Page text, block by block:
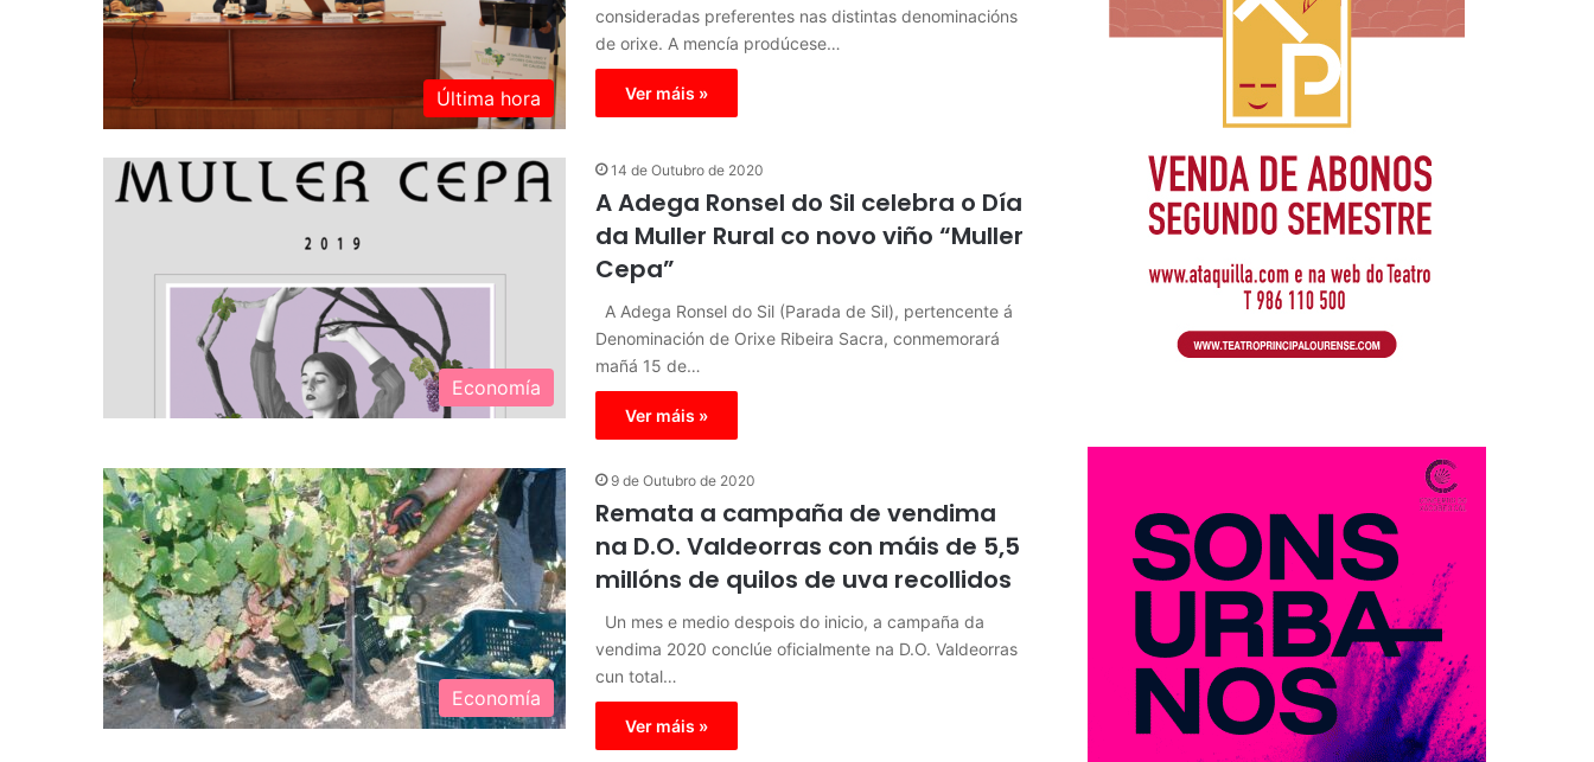
Última hora
consideradas preferentes nas distintas denominacións
de orixe. A mencía prodúcese…
Ver máis »
Economía
14 de Outubro de 2020
A Adega Ronsel do Sil celebra o Día
da Muller Rural co novo viño “Muller
Cepa”
A Adega Ronsel do Sil (Parada de Sil), pertencente á
Denominación de Orixe Ribeira Sacra, conmemorará
mañá 15 de…
Ver máis »
Economía
9 de Outubro de 2020
Remata a campaña de vendima
na D.O. Valdeorras con máis de 5,5
millóns de quilos de uva recollidos
Un mes e medio despois do inicio, a campaña da
vendima 2020 conclúe oficialmente na D.O. Valdeorras
cun total…
Ver máis »